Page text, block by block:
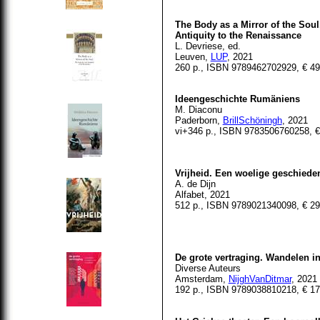
The Body as a Mirror of the
Antiquity to the Renaissance
L. Devriese, ed.
Leuven, LUP, 2021
260 p., ISBN 9789462702929, €
Ideengeschichte Rumäniens
M. Diaconu
Paderborn, BrillSchöningh, 2021
vi+346 p., ISBN 9783506760258,
Vrijheid. Een woelige
A. de Dijn
Alfabet, 2021
512 p., ISBN 9789021340098, €
De grote vertraging. Wandelen
Diverse Auteurs
Amsterdam, NijghVanDitmar, 2021
192 p., ISBN 9789038810218, €